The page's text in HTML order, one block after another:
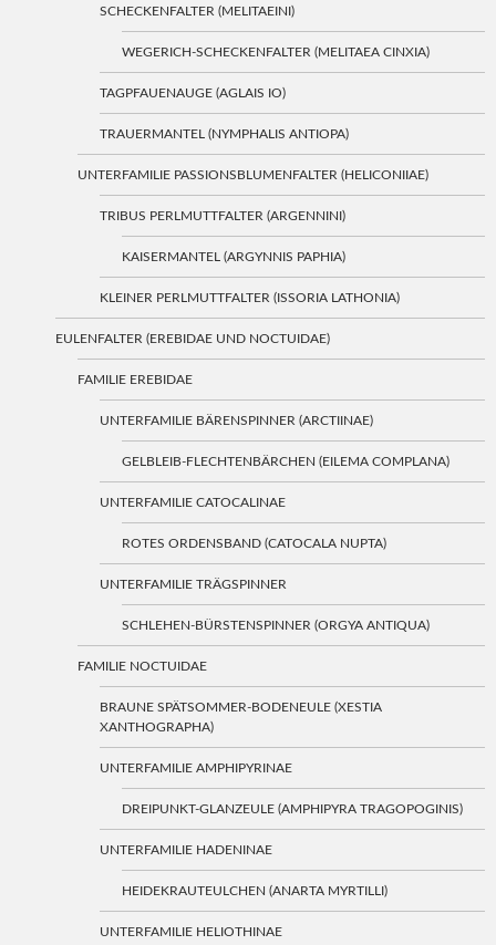
SCHECKENFALTER (MELITAEINI)
WEGERICH-SCHECKENFALTER (MELITAEA CINXIA)
TAGPFAUENAUGE (AGLAIS IO)
TRAUERMANTEL (NYMPHALIS ANTIOPA)
UNTERFAMILIE PASSIONSBLUMENFALTER (HELICONIIAE)
TRIBUS PERLMUTTFALTER (ARGENNINI)
KAISERMANTEL (ARGYNNIS PAPHIA)
KLEINER PERLMUTTFALTER (ISSORIA LATHONIA)
EULENFALTER (EREBIDAE UND NOCTUIDAE)
FAMILIE EREBIDAE
UNTERFAMILIE BÄRENSPINNER (ARCTIINAE)
GELBLEIB-FLECHTENBÄRCHEN (EILEMA COMPLANA)
UNTERFAMILIE CATOCALINAE
ROTES ORDENSBAND (CATOCALA NUPTA)
UNTERFAMILIE TRÄGSPINNER
SCHLEHEN-BÜRSTENSPINNER (ORGYA ANTIQUA)
FAMILIE NOCTUIDAE
BRAUNE SPÄTSOMMER-BODENEULE (XESTIA
XANTHOGRAPHA)
UNTERFAMILIE AMPHIPYRINAE
DREIPUNKT-GLANZEULE (AMPHIPYRA TRAGOPOGINIS)
UNTERFAMILIE HADENINAE
HEIDEKRAUTEULCHEN (ANARTA MYRTILLI)
UNTERFAMILIE HELIOTHINAE